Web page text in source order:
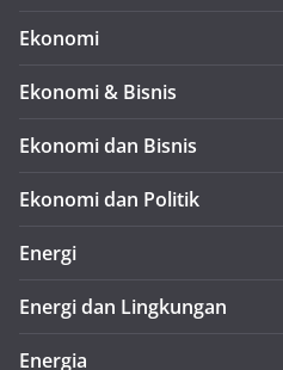
Ekonomi
Ekonomi & Bisnis
Ekonomi dan Bisnis
Ekonomi dan Politik
Energi
Energi dan Lingkungan
Energia